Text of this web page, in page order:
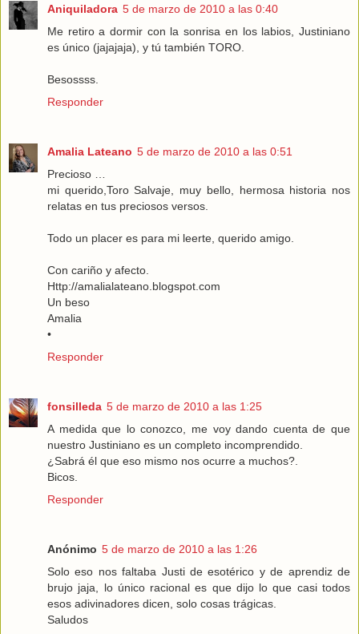
Aniquiladora 5 de marzo de 2010 a las 0:40
Me retiro a dormir con la sonrisa en los labios, Justiniano
es único (jajajaja), y tú también TORO.
Besossss.
Responder
Amalia Lateano 5 de marzo de 2010 a las 0:51
Precioso …
mi querido,Toro Salvaje, muy bello, hermosa historia nos
relatas en tus preciosos versos.
Todo un placer es para mi leerte, querido amigo.
Con cariño y afecto.
Http://amalialateano.blogspot.com
Un beso
Amalia
•
Responder
fonsilleda 5 de marzo de 2010 a las 1:25
A medida que lo conozco, me voy dando cuenta de que
nuestro Justiniano es un completo incomprendido.
¿Sabrá él que eso mismo nos ocurre a muchos?.
Bicos.
Responder
Anónimo 5 de marzo de 2010 a las 1:26
Solo eso nos faltaba Justi de esotérico y de aprendiz de
brujo jaja, lo único racional es que dijo lo que casi todos
esos adivinadores dicen, solo cosas trágicas.
Saludos